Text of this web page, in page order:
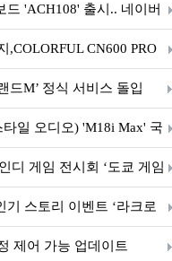
드 'ACH108' 출시.. 네이버
CN600 PRO
드M’ 정식 서비스 돌입
일 오디오) 'M18i Max' 국
디 게임 전시회 ‘도쿄 게임
스토리 이벤트 ‘라크로
트 실시!
제어 가능 업데이트